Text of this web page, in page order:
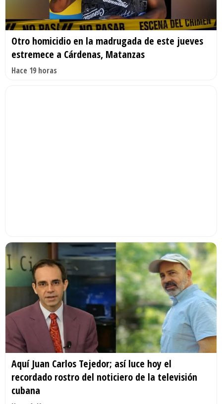
Otro homicidio en la madrugada de este jueves
estremece a Cárdenas, Matanzas
Hace 19 horas
Aquí Juan Carlos Tejedor; así luce hoy el
recordado rostro del noticiero de la televisión
cubana